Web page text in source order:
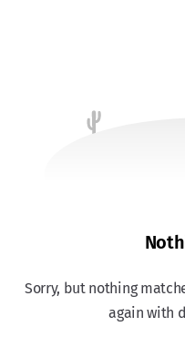
Sorry, but nothing
again with